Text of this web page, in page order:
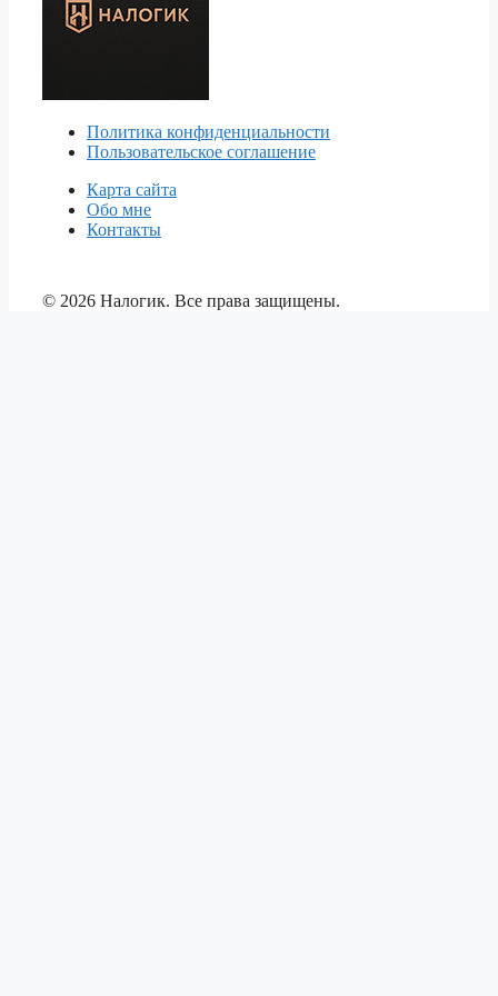
Политика конфиденциальности
Пользовательское соглашение
Карта сайта
Обо мне
Контакты
© 2026 Налогик. Все права защищены.